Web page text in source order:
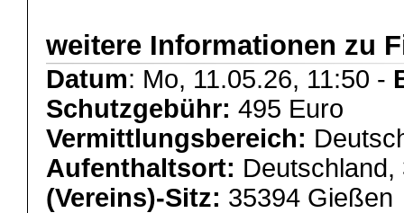
weitere Informationen zu
Datum: Mo, 11.05.26, 11:50 -
Schutzgebühr: 495 Euro
Vermittlungsbereich:
Aufenthaltsort:
(Vereins)-Sitz: 35394 Gießen